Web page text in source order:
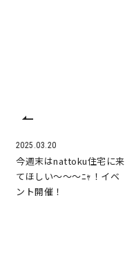
2025.03.20
今週末はnattoku住宅に来
てほしい～～～ﾆｬ！イベ
ント開催！